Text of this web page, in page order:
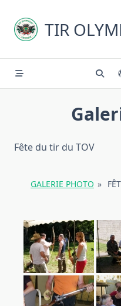
content
TIR
Fête du tir du TOV
GALERIE PHOTO »